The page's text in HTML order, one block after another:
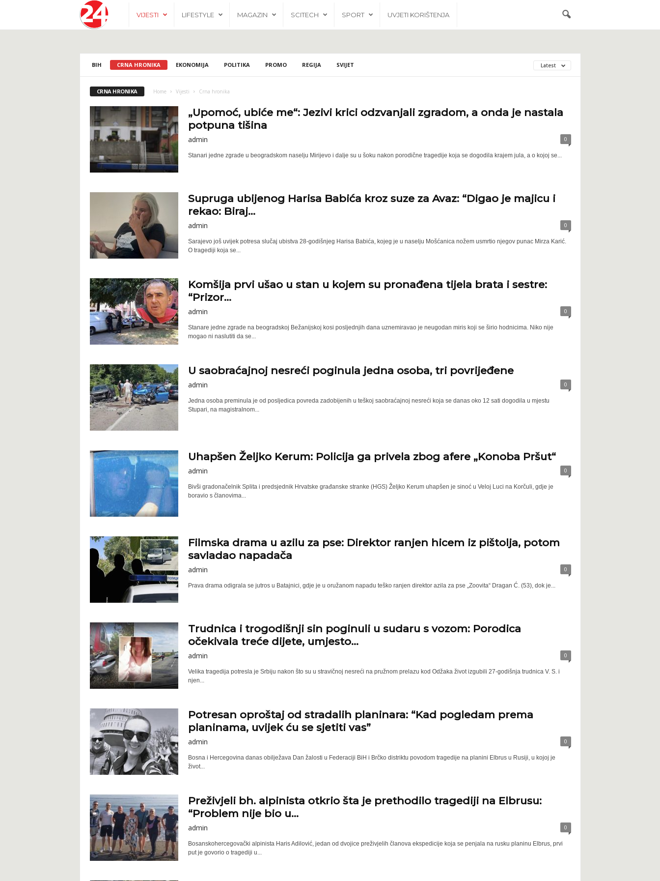
h
.
VIJESTI LIFESTYLE MAGAZIN SCITECH SPORT UVJETI KORIŠTENJA
BIH CRNA HRONIKA EKONOMIJA POLITIKA PROMO REGIJA SVIJET Latest
CRNA HRONIKA Home Vijesti Crna hronika
„Upomoć, ubiće me“: Jezivi krici odzvanjali zgradom, a onda je nastala
potpuna tišina
admin 0
Stanari jedne zgrade u beogradskom naselju Mirijevo i dalje su u šoku nakon porodične tragedije koja se dogodila krajem jula, a o kojoj se...
Supruga ubijenog Harisa Babića kroz suze za Avaz: “Digao je majicu i
rekao: Biraj...
admin 0
Sarajevo još uvijek potresa slučaj ubistva 28-godišnjeg Harisa Babića, kojeg je u naselju Mošćanica nožem usmrtio njegov punac Mirza Karić.
O tragediji koja se...
Komšija prvi ušao u stan u kojem su pronađena tijela brata i sestre:
“Prizor...
admin 0
Stanare jedne zgrade na beogradskoj Bežanijskoj kosi posljednjih dana uznemiravao je neugodan miris koji se širio hodnicima. Niko nije
mogao ni naslutiti da se...
U saobraćajnoj nesreći poginula jedna osoba, tri povrijeđene
admin 0
Jedna osoba preminula je od posljedica povreda zadobijenih u teškoj saobraćajnoj nesreći koja se danas oko 12 sati dogodila u mjestu
Stupari, na magistralnom...
Uhapšen Željko Kerum: Policija ga privela zbog afere „Konoba Pršut“
admin 0
Bivši gradonačelnik Splita i predsjednik Hrvatske građanske stranke (HGS) Željko Kerum uhapšen je sinoć u Veloj Luci na Korčuli, gdje je
boravio s članovima...
Filmska drama u azilu za pse: Direktor ranjen hicem iz pištolja, potom
savladao napadača
admin 0
Prava drama odigrala se jutros u Batajnici, gdje je u oružanom napadu teško ranjen direktor azila za pse „Zoovita“ Dragan Ć. (53), dok je...
Trudnica i trogodišnji sin poginuli u sudaru s vozom: Porodica
očekivala treće dijete, umjesto...
admin 0
Velika tragedija potresla je Srbiju nakon što su u stravičnoj nesreći na pružnom prelazu kod Odžaka život izgubili 27-godišnja trudnica V. S. i
njen...
Potresan oproštaj od stradalih planinara: “Kad pogledam prema
planinama, uvijek ću se sjetiti vas”
admin 0
Bosna i Hercegovina danas obilježava Dan žalosti u Federaciji BiH i Brčko distriktu povodom tragedije na planini Elbrus u Rusiji, u kojoj je
život...
Preživjeli bh. alpinista otkrio šta je prethodilo tragediji na Elbrusu:
“Problem nije bio u...
admin 0
Bosanskohercegovački alpinista Haris Adilović, jedan od dvojice preživjelih članova ekspedicije koja se penjala na rusku planinu Elbrus, prvi
put je govorio o tragediji u...